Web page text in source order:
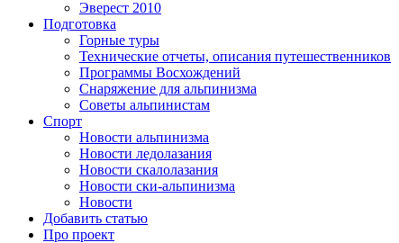
Эверест 2010
Подготовка
Горные туры
Технические отчеты, описания путешественников
Программы Восхождений
Снаряжение для альпинизма
Советы альпинистам
Спорт
Новости альпинизма
Новости ледолазания
Новости скалолазания
Новости ски-альпинизма
Новости
Добавить статью
Про проект